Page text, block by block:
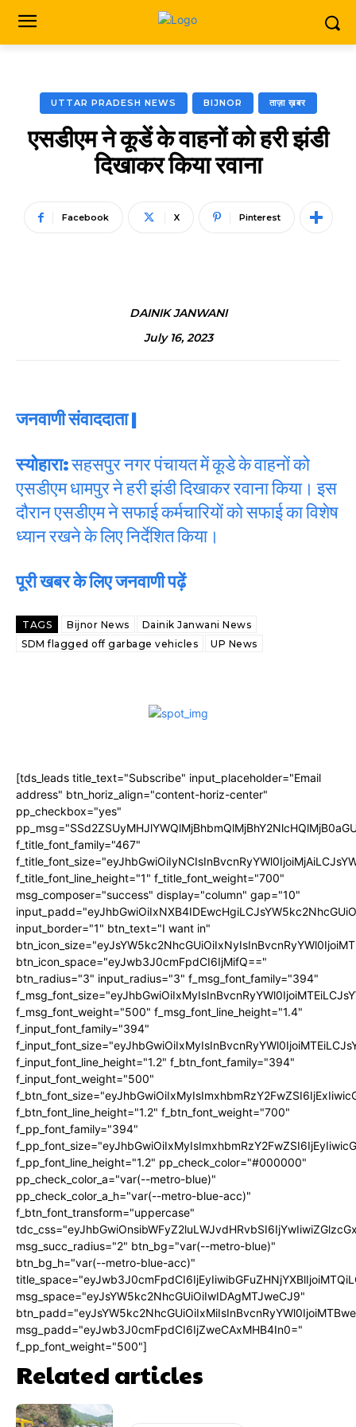
UTTAR PRADESH NEWS BIJNOR ताज़ा ख़बर
एसडीएम ने कूडें के वाहनों को हरी झंडी
दिखाकर किया रवाना
Facebook X Pinterest
DAINIK JANWANI
July 16, 2023
जनवाणी संवाददाता |
स्योहारा:सहसपुर नगर पंचायत में कूडे के वाहनों को
एसडीएम धामपुर ने हरी झंडी दिखाकर रवाना किया। इस
दौरान एसडीएम ने सफाई कर्मचारियों को सफाई का विशेष
ध्यान रखने के लिए निर्देशित किया।
पूरी खबर के लिए जनवाणी पढ़ें
TAGS Bijnor News
Dainik Janwani News
SDM flagged off garbage vehicles
UP News
[tds_leads title_text="Subscribe" input_placeholder="Email
address" btn_horiz_align="content-horiz-center"
pp_checkbox="yes"
f_title_font_family="467"
f_title_font_line_height="1" f_title_font_weight="700"
msg_composer="success" display="column" gap="10"
input_border="1" btn_text="I want in"
btn_icon_space="eyJwb3J0cmFpdCI6IjMifQ=="
btn_radius="3" input_radius="3" f_msg_font_family="394"
f_msg_font_weight="500" f_msg_font_line_height="1.4"
f_input_font_family="394"
f_input_font_line_height="1.2" f_btn_font_family="394"
f_input_font_weight="500"
f_btn_font_line_height="1.2" f_btn_font_weight="700"
f_pp_font_family="394"
f_pp_font_line_height="1.2" pp_check_color="#000000"
pp_check_color_a="var(--metro-blue)"
pp_check_color_a_h="var(--metro-blue-acc)"
f_btn_font_transform="uppercase"
msg_succ_radius="2" btn_bg="var(--metro-blue)"
btn_bg_h="var(--metro-blue-acc)"
msg_space="eyJsYW5kc2NhcGUiOiIwIDAgMTJweCJ9"
msg_padd="eyJwb3J0cmFpdCI6IjZweCAxMHB4In0="
f_pp_font_weight="500"]
Related articles